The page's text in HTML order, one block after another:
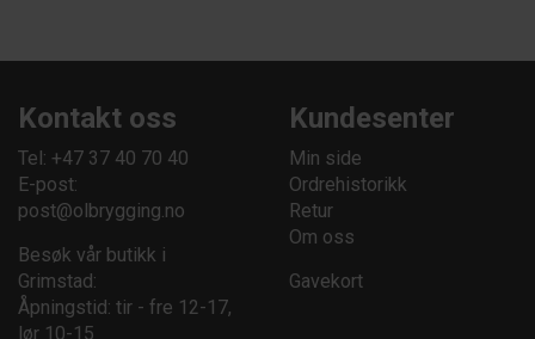
Kontakt oss
Tel: +47 37 40 70 40
E-post:
post@olbrygging.no
Besøk vår butikk i
Grimstad:
Åpningstid: tir - fre 12-17,
lør 10-15
Kundesenter
Min side
Ordrehistorikk
Retur
Om oss
Gavekort